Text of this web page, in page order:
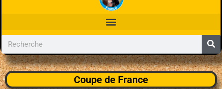
Coupe de France